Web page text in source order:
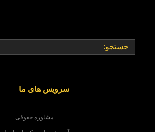
سرویس های ما
مشاوره حقوقی